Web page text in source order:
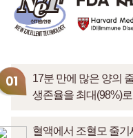
17분 만에 많은 양의
생존율을 최대(98%)
혈액에서 조혈모 줄